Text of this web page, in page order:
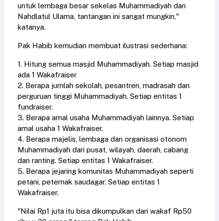
untuk lembaga besar sekelas Muhammadiyah dan
Nahdlatul Ulama, tantangan ini sangat mungkin,"
katanya.
Pak Habib kemudian membuat ilustrasi sederhana:
1. Hitung semua masjid Muhammadiyah. Setiap masjid
ada 1 Wakafraiser
2. Berapa jumlah sekolah, pesantren, madrasah dan
perguruan tinggi Muhammadiyah. Setiap entitas 1
fundraiser.
3. Berapa amal usaha Muhammadiyah lainnya. Setiap
amal usaha 1 Wakafraiser.
4. Berapa majelis, lembaga dan organisasi otonom
Muhammadiyah dari pusat, wilayah, daerah, cabang
dan ranting. Setiap entitas 1 Wakafraiser.
5. Berapa jejaring komunitas Muhammadiyah seperti
petani, peternak saudagar. Setiap entitas 1
Wakafraiser.
"Nilai Rp1 juta itu bisa dikumpulkan dari wakaf Rp50